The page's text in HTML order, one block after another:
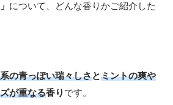
について、どんな香りかご紹介した
の青っぽい瑞々しさとミントの爽や
が重なる香り です。